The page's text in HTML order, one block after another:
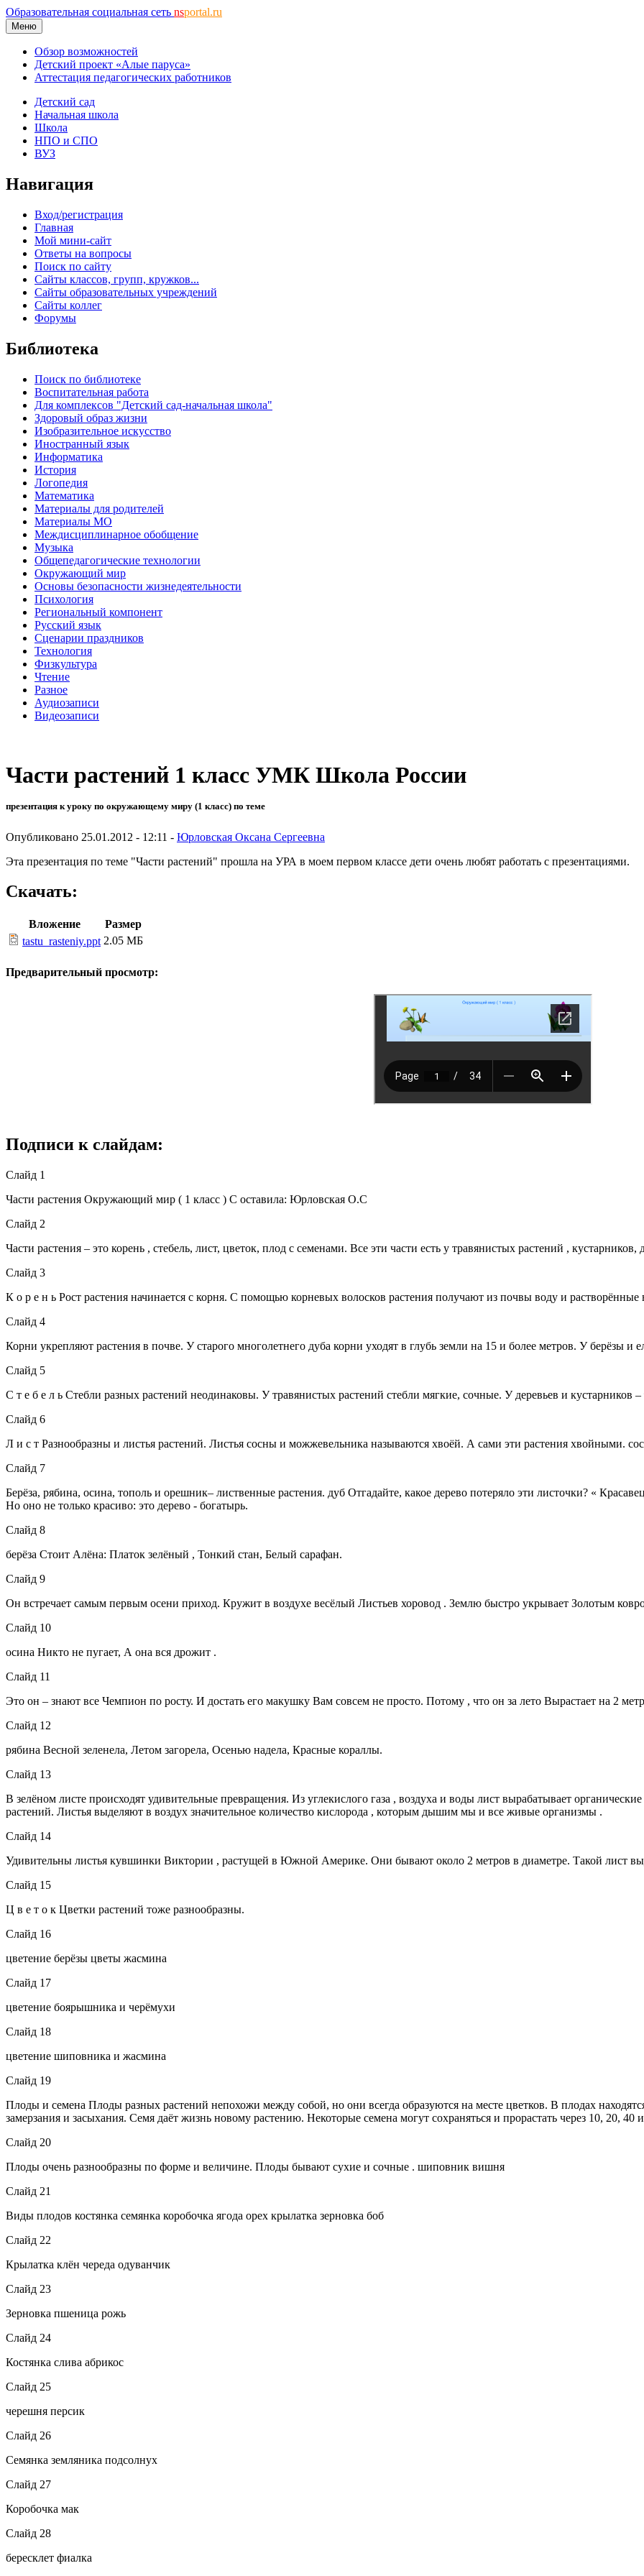
Образовательная социальная сеть nsportal.ru
Меню
Обзор возможностей
Детский проект «Алые паруса»
Аттестация педагогических работников
Детский сад
Начальная школа
Школа
НПО и СПО
ВУЗ
Навигация
Вход/регистрация
Главная
Мой мини-сайт
Ответы на вопросы
Поиск по сайту
Сайты классов, групп, кружков...
Сайты образовательных учреждений
Сайты коллег
Форумы
Библиотека
Поиск по библиотеке
Воспитательная работа
Для комплексов "Детский сад-начальная школа"
Здоровый образ жизни
Изобразительное искусство
Иностранный язык
Информатика
История
Логопедия
Математика
Материалы для родителей
Материалы МО
Междисциплинарное обобщение
Музыка
Общепедагогические технологии
Окружающий мир
Основы безопасности жизнедеятельности
Психология
Региональный компонент
Русский язык
Сценарии праздников
Технология
Физкультура
Чтение
Разное
Аудиозаписи
Видеозаписи
Части растений 1 класс УМК Школа России
презентация к уроку по окружающему миру (1 класс) по теме
Опубликовано 25.01.2012 - 12:11 - Юрловская Оксана Сергеевна
Эта презентация по теме "Части растений" прошла на УРА в моем первом классе дети очень любят работать с презентациями.
Скачать:
Вложение
Размер
tastu_rasteniy.ppt 2.05 МБ
Предварительный просмотр:
Подписи к слайдам:
Слайд 1
Части растения Окружающий мир ( 1 класс ) C оставила: Юрловская О.С
Слайд 2
Части растения – это корень , стебель, лист, цветок, плод с семенами. Все эти части есть у травянистых растений , кустарников,
Слайд 3
К о р е н ь Рост растения начинается с корня. С помощью корневых волосков растения получают из почвы воду и растворённые
Слайд 4
Корни укрепляют растения в почве. У старого многолетнего дуба корни уходят в глубь земли на 15 и более метров. У берёзы и
Слайд 5
С т е б е л ь Стебли разных растений неодинаковы. У травянистых растений стебли мягкие, сочные. У деревьев и кустарников
Слайд 6
Л и с т Разнообразны и листья растений. Листья сосны и можжевельника называются хвоёй. А сами эти растения хвойными.
Слайд 7
Берёза, рябина, осина, тополь и орешник– лиственные растения. дуб Отгадайте, какое дерево потеряло эти листочки? «
Но оно не только красиво: это дерево - богатырь.
Слайд 8
берёза Стоит Алёна: Платок зелёный , Тонкий стан, Белый сарафан.
Слайд 9
Он встречает самым первым осени приход. Кружит в воздухе весёлый Листьев хоровод . Землю быстро укрывает Золотым
Слайд 10
осина Никто не пугает, А она вся дрожит .
Слайд 11
Это он – знают все Чемпион по росту. И достать его макушку Вам совсем не просто. Потому , что он за лето Вырастает на 2
Слайд 12
рябина Весной зеленела, Летом загорела, Осенью надела, Красные кораллы.
Слайд 13
В зелёном листе происходят удивительные превращения. Из углекислого газа , воздуха и воды лист вырабатывает
растений. Листья выделяют в воздух значительное количество кислорода , которым дышим мы и все живые организмы .
Слайд 14
Удивительны листья кувшинки Виктории , растущей в Южной Америке. Они бывают около 2 метров в диаметре. Такой лист
Слайд 15
Ц в е т о к Цветки растений тоже разнообразны.
Слайд 16
цветение берёзы цветы жасмина
Слайд 17
цветение боярышника и черёмухи
Слайд 18
цветение шиповника и жасмина
Слайд 19
Плоды и семена Плоды разных растений непохожи между собой, но они всегда образуются на месте цветков. В плодах
замерзания и засыхания. Семя даёт жизнь новому растению. Некоторые семена могут сохраняться и прорастать через 10, 20, 40
Слайд 20
Плоды очень разнообразны по форме и величине. Плоды бывают сухие и сочные . шиповник вишня
Слайд 21
Виды плодов костянка семянка коробочка ягода орех крылатка зерновка боб
Слайд 22
Крылатка клён череда одуванчик
Слайд 23
Зерновка пшеница рожь
Слайд 24
Костянка слива абрикос
Слайд 25
черешня персик
Слайд 26
Семянка земляника подсолнух
Слайд 27
Коробочка мак
Слайд 28
бересклет фиалка